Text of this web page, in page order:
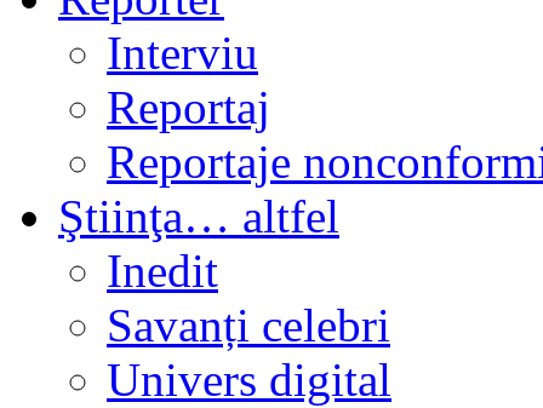
Interviu
Reportaj
Reportaje
Ştiinţa… altfel
Inedit
Savanți celebri
Univers digital